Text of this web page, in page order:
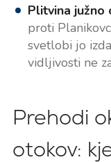
Plitvina južno
proti
svetlobi jo
vidljivosti ne
Prehodi
otokov: